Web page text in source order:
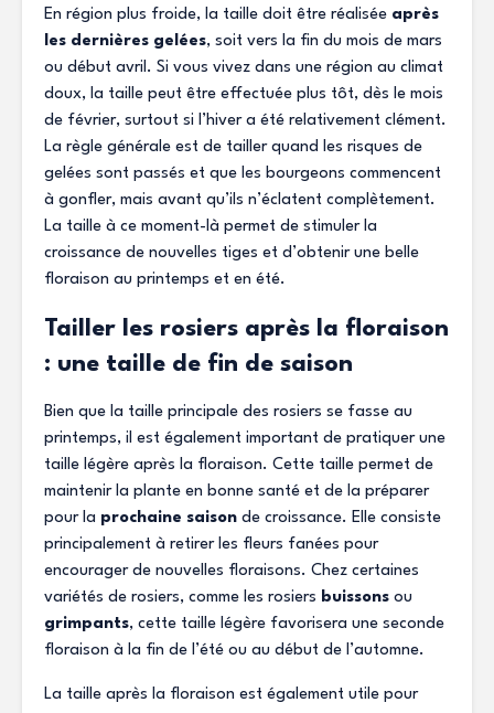
En région plus froide, la taille doit être réalisée après
les dernières gelées, soit vers la fin du mois de mars
ou début avril. Si vous vivez dans une région au climat
doux, la taille peut être effectuée plus tôt, dès le mois
de février, surtout si l’hiver a été relativement clément.
La règle générale est de tailler quand les risques de
gelées sont passés et que les bourgeons commencent
à gonfler, mais avant qu’ils n’éclatent complètement.
La taille à ce moment-là permet de stimuler la
croissance de nouvelles tiges et d’obtenir une belle
floraison au printemps et en été.
Tailler les rosiers après la floraison
: une taille de fin de saison
Bien que la taille principale des rosiers se fasse au
printemps, il est également important de pratiquer une
taille légère après la floraison. Cette taille permet de
maintenir la plante en bonne santé et de la préparer
pour la prochaine saison de croissance. Elle consiste
principalement à retirer les fleurs fanées pour
encourager de nouvelles floraisons. Chez certaines
variétés de rosiers, comme les rosiers buissons ou
grimpants, cette taille légère favorisera une seconde
floraison à la fin de l’été ou au début de l’automne.
La taille après la floraison est également utile pour